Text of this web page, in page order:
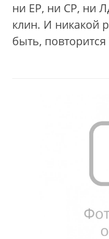
ни ЕР, ни СР, ни
клин. И никакой
быть,